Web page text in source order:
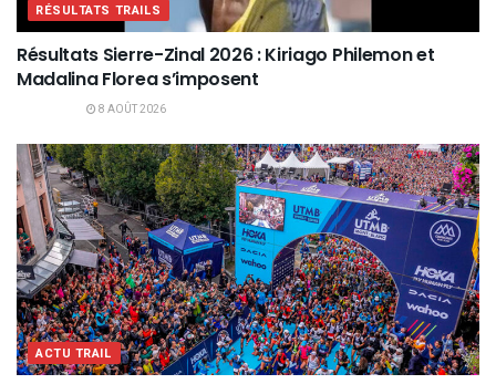
RÉSULTATS TRAILS
Résultats Sierre-Zinal 2026 : Kiriago Philemon et
Madalina Florea s’imposent
8 AOÛT 2026
ACTU TRAIL